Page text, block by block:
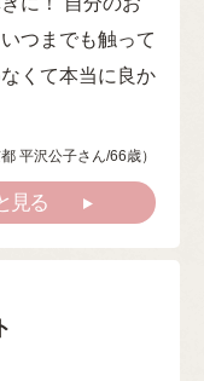
つまでも触って
くて本当に良か
都 平沢公子さん/66歳）
見る